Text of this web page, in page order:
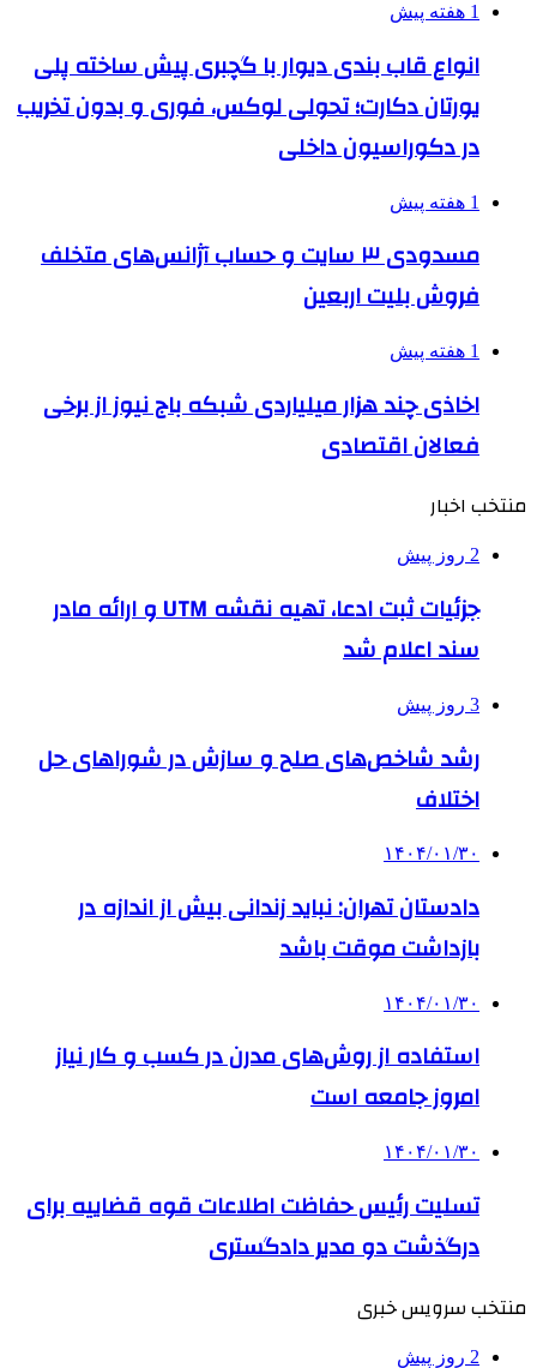
1 هفته پیش
انواع قاب بندی دیوار با گچبری پیش ساخته پلی
یورتان دکارت؛ تحولی لوکس، فوری و بدون تخریب
در دکوراسیون داخلی
1 هفته پیش
مسدودی ۳ سایت و حساب آژانس‌های متخلف
فروش بلیت اربعین
1 هفته پیش
اخاذی چند هزار میلیاردی شبکه باج نیوز از برخی
فعالان اقتصادی
منتخب اخبار
2 روز پیش
جزئیات ثبت ادعا، تهیه نقشه UTM و ارائه مادر
سند اعلام شد
3 روز پیش
رشد شاخص‌های صلح و سازش در شوراهای حل
اختلاف
۱۴۰۴/۰۱/۳۰
دادستان تهران: نباید زندانی بیش از اندازه در
بازداشت موقت باشد
۱۴۰۴/۰۱/۳۰
استفاده از روش‌های مدرن در کسب و کار نیاز
امروز جامعه است
۱۴۰۴/۰۱/۳۰
تسلیت رئیس حفاظت اطلاعات قوه قضاییه برای
درگذشت دو مدیر دادگستری
منتخب سرویس خبری
2 روز پیش